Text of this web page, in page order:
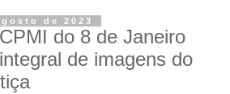
de 2023
do 8 de Janeiro
de imagens do